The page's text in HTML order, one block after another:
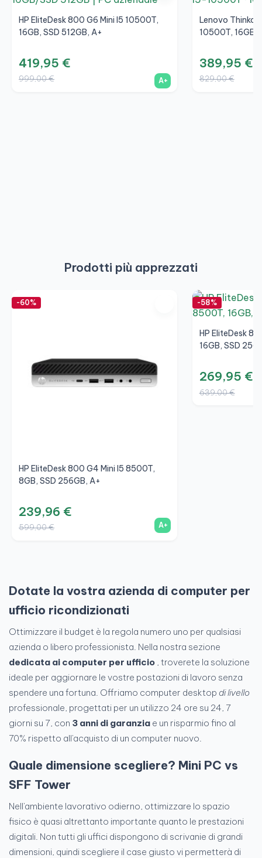
HP EliteDesk 800 G6 Mini I5 10500T,
16GB, SSD 512GB, A+
419,95 €
999,00 € A+
Lenovo
10500T, 16GB,
389,95 €
829,00 €
Prodotti più apprezzati
-60%
HP EliteDesk 800 G4 Mini I5 8500T,
8GB, SSD 256GB, A+
239,96 €
599,00 € A+
-58%
HP EliteDesk
16GB, SSD
269,95 €
639,00 €
Dotate la vostra azienda di computer per
ufficio ricondizionati
Ottimizzare il budget è la regola numero uno per qualsiasi
azienda o libero professionista. Nella nostra sezione
dedicata ai computer per ufficio , troverete la soluzione
ideale per aggiornare le vostre postazioni di lavoro senza
spendere una fortuna. Offriamo computer desktop di livello
professionale, progettati per un utilizzo 24 ore su 24, 7
giorni su 7, con 3 anni di garanzia e un risparmio fino al
70% rispetto all'acquisto di un computer nuovo.
Quale dimensione scegliere? Mini PC vs
SFF Tower
Nell'ambiente lavorativo odierno, ottimizzare lo spazio
fisico è quasi altrettanto importante quanto le prestazioni
digitali. Non tutti gli uffici dispongono di scrivanie di grandi
dimensioni, quindi scegliere il case giusto vi permetterà di